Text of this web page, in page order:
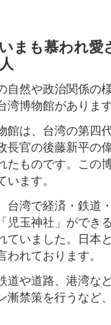
まも慕われ愛
自然や政治関係の
博物館があります
館は、台湾の第四
長官の後藤新平の
たものです。この
ます。
台湾で経済・鉄道
児玉神社」ができ
ていました。日本
れております。
道や道路、港湾な
漸禁策を行うなど